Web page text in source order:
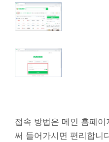
접속 방법은 메인 홈페
써 들어가시면 편리합니